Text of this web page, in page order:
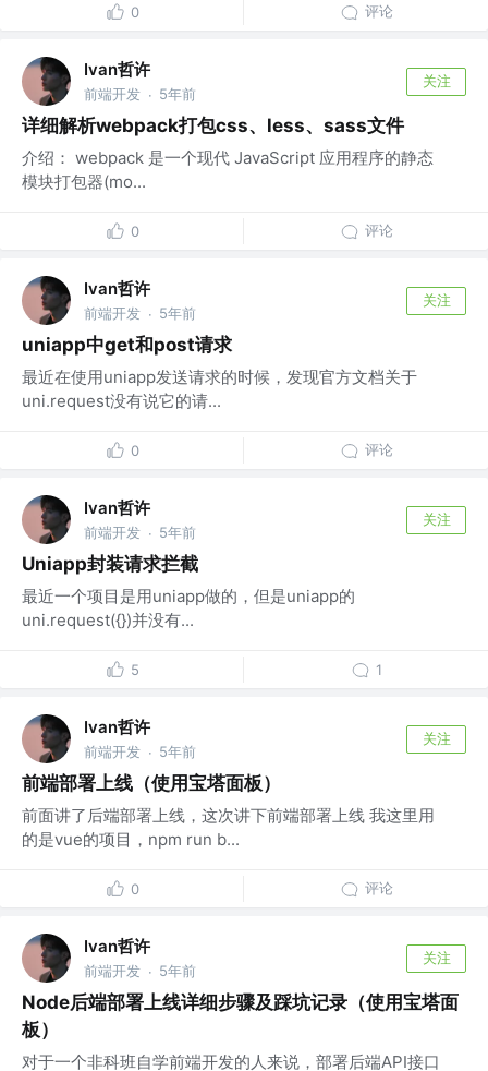
0 评论
Ivan哲许
前端开发 · 5年前
关注
详细解析webpack打包css、less、sass文件
介绍： webpack 是一个现代 JavaScript 应用程序的静态
模块打包器(mo...
0 评论
Ivan哲许
前端开发 · 5年前
关注
uniapp中get和post请求
最近在使用uniapp发送请求的时候，发现官方文档关于
uni.request没有说它的请...
0 评论
Ivan哲许
前端开发 · 5年前
关注
Uniapp封装请求拦截
最近一个项目是用uniapp做的，但是uniapp的
uni.request({})并没有...
5 1
Ivan哲许
前端开发 · 5年前
关注
前端部署上线（使用宝塔面板）
前面讲了后端部署上线，这次讲下前端部署上线 我这里用
的是vue的项目，npm run b...
0 评论
Ivan哲许
前端开发 · 5年前
关注
Node后端部署上线详细步骤及踩坑记录（使用宝塔面
板）
对于一个非科班自学前端开发的人来说，部署后端API接口